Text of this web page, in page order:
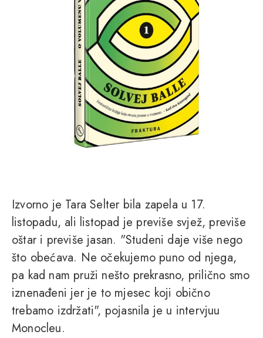
Izvorno je Tara Selter bila zapela u 17.
listopadu, ali listopad je previše svjež, previše
oštar i previše jasan. "Studeni daje više nego
što obećava. Ne očekujemo puno od njega,
pa kad nam pruži nešto prekrasno, prilično smo
iznenađeni jer je to mjesec koji obično
trebamo izdržati", pojasnila je u intervjuu
Monocleu.